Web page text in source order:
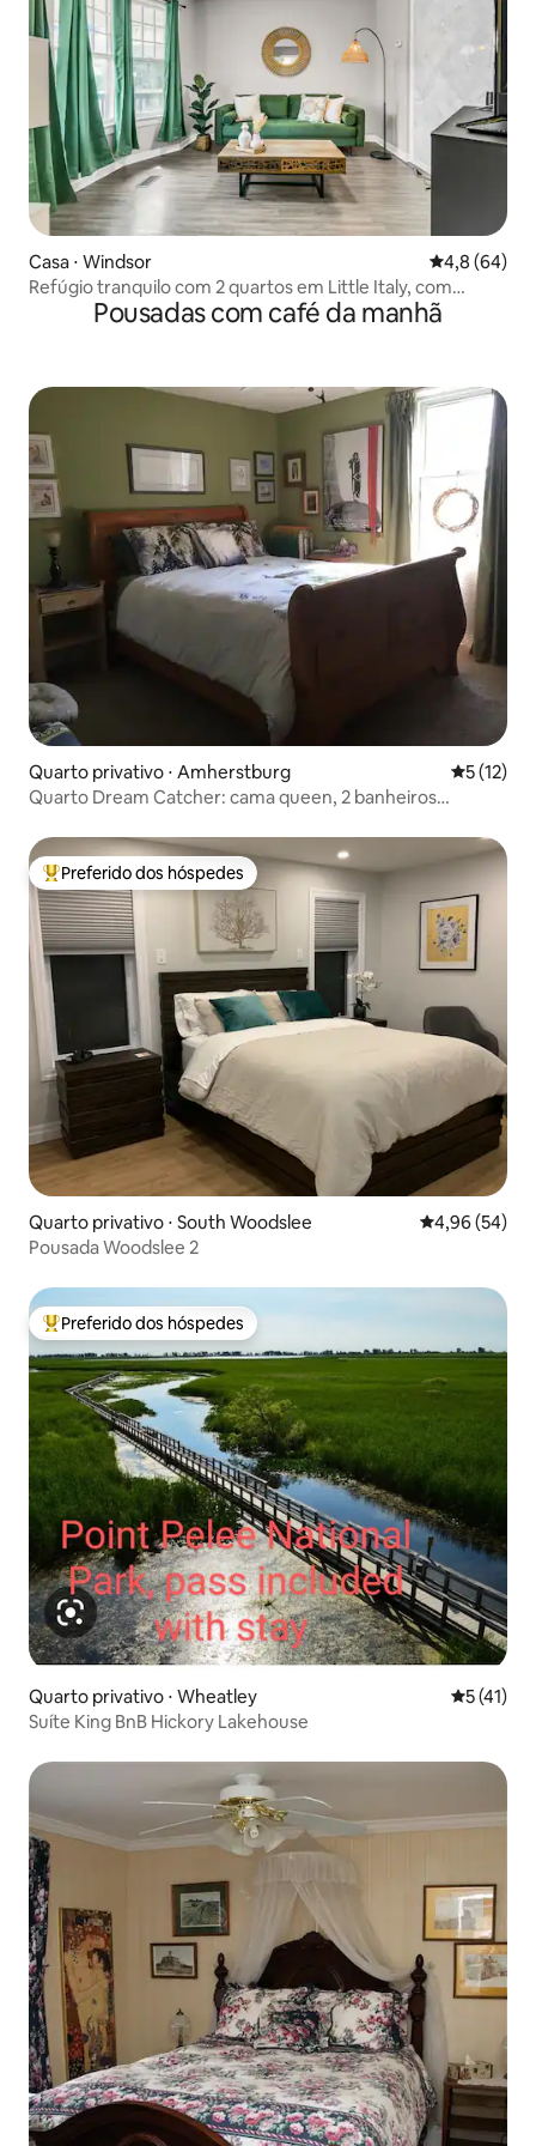
Casa ⋅ Windsor 4,8 de uma
4,8 (64)
Refúgio tranquilo com 2 quartos em Little Italy, com
estacionamento
Pousadas com café da manhã
Quarto privativo ⋅ Amherstburg 5 de uma
5 (12)
Quarto Dream Catcher: cama queen, 2 banheiros
Entre os melhores preferidos dos hóspedes
Preferido dos hóspedes
Quarto privativo ⋅ South Woodslee 4,96 de uma
4,96 (54)
Pousada Woodslee 2
Entre os melhores preferidos dos hóspedes
Preferido dos hóspedes
Quarto privativo ⋅ Wheatley 5 de uma
5 (41)
Suíte King BnB Hickory Lakehouse